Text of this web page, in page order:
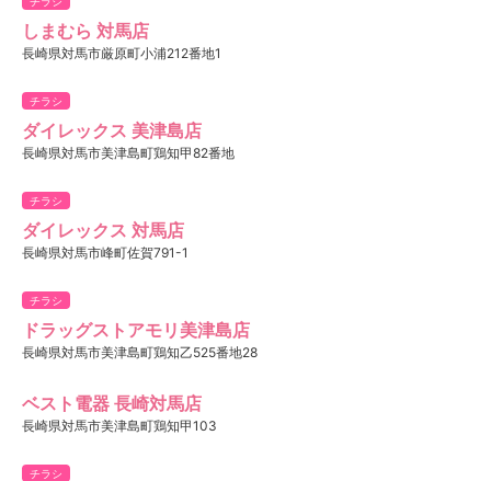
しまむら 対馬店
長崎県対馬市厳原町小浦212番地1
チラシ
ダイレックス 美津島店
長崎県対馬市美津島町鶏知甲82番地
チラシ
ダイレックス 対馬店
長崎県対馬市峰町佐賀791-1
チラシ
ドラッグストアモリ美津島店
長崎県対馬市美津島町鶏知乙525番地28
ベスト電器 長崎対馬店
長崎県対馬市美津島町鶏知甲103
チラシ